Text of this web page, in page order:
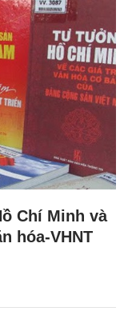
Chí Minh và
hóa-VHNT